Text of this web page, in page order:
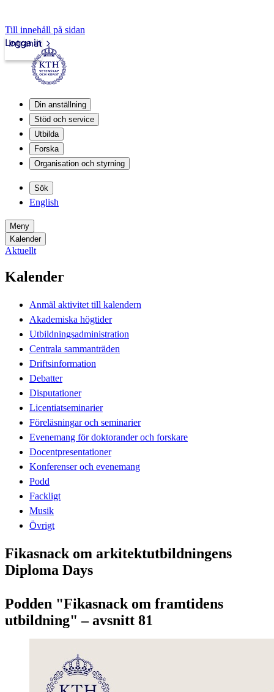
Till innehåll på sidan
Intranät
Logga in
Din anställning
Stöd och service
Utbilda
Forska
Organisation och styrning
Sök
English
Meny
Kalender
Aktuellt
Kalender
Anmäl aktivitet till kalendern
Akademiska högtider
Utbildningsadministration
Centrala sammanträden
Driftsinformation
Debatter
Disputationer
Licentiatseminarier
Föreläsningar och seminarier
Evenemang för doktorander och forskare
Docentpresentationer
Konferenser och evenemang
Podd
Fackligt
Musik
Övrigt
Fikasnack om arkitektutbildningens
Diploma Days
Podden "Fikasnack om framtidens
utbildning" – avsnitt 81